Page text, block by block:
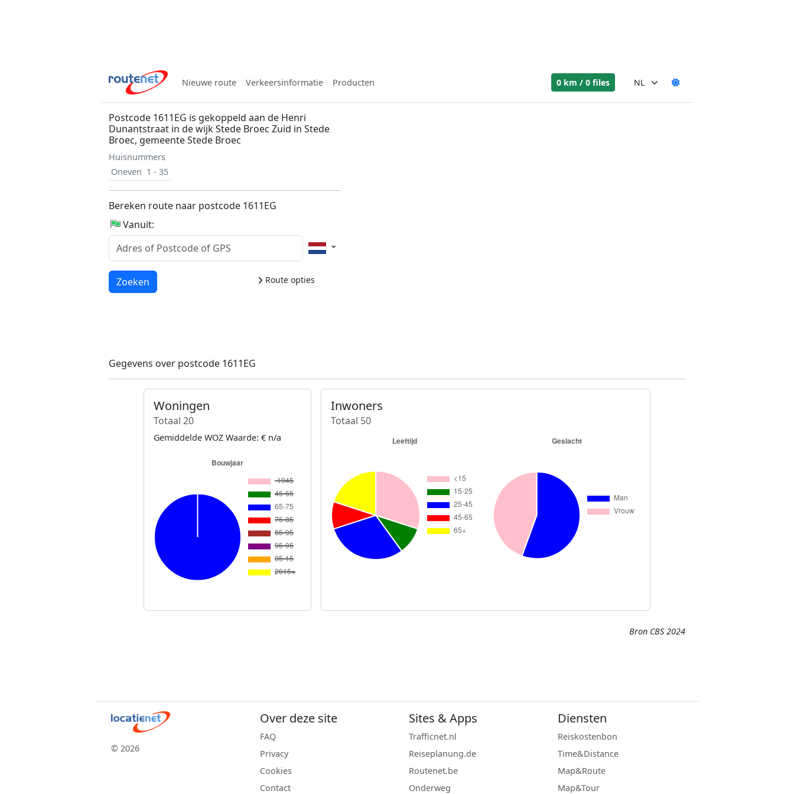
Nieuwe route Verkeersinformatie Producten 0 km / 0 files
Postcode 1611EG is gekoppeld aan de Henri
Dunantstraat in de wijk Stede Broec Zuid in Stede
Broec, gemeente Stede Broec
Huisnummers
Oneven 1 - 35
Bereken route naar postcode 1611EG
Vanuit:
Route opties
Laden...
Zoeken
Gegevens over postcode 1611EG
Woningen
Totaal 20
Gemiddelde WOZ Waarde: € n/a
Inwoners
Totaal 50
Bron CBS 2024
© 2026
Over deze site
FAQ
Privacy
Cookies
Contact
Sites & Apps
Trafficnet.nl
Reiseplanung.de
Routenet.be
Onderweg
Diensten
Reiskostenbon
Time&Distance
Map&Route
Map&Tour